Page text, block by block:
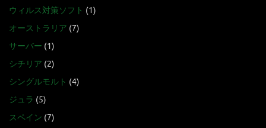
ウィルス対策ソフト (1)
オーストラリア (7)
サーバー (1)
シチリア (2)
シングルモルト (4)
ジュラ (5)
スペイン (7)